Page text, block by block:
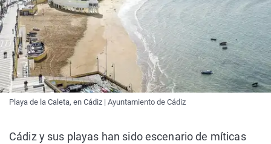
Playa de la Caleta, en Cádiz | Ayuntamiento de Cádiz
Cádiz y sus playas han sido escenario de míticas